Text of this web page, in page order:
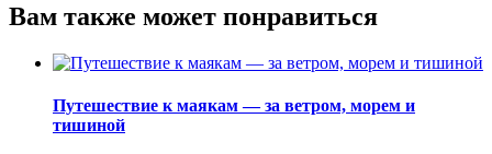
Вам также может понравиться
Путешествие к маякам — за ветром, морем и
тишиной